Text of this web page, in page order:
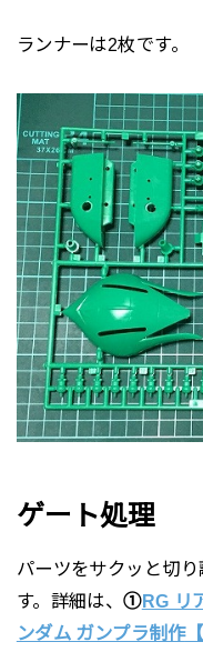
ランナーは2枚です。
ゲート処理
パーツをサクッと切
す。詳細は、①RG リ
ンダム ガンプラ制作